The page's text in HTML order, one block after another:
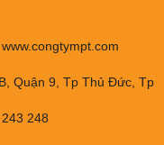
www.congtympt.com
Quận 9, Tp Thủ Đức, Tp
248